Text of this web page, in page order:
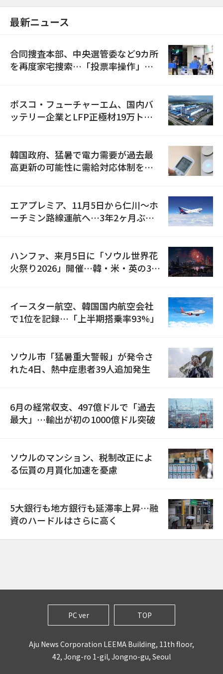
最新ニュース
合同捜査本部、中央選管委など9カ所
を再度家宅捜索…「投票率操作」の
ポスコ・フューチャーエム、国内バ
ッテリー企業とLFP正極材19万トン
韓国政府、猛暑で電力需要が過去最
高更新の可能性に需給対応体制を点
エアプレミア、11月5日から仁川〜ホ
ーチミン路線運航へ…3年2ヶ月ぶり
ハンファ、来月5日に「ソウル世界花
火祭り2026」開催…韓・米・英の3カ
イースター航空、韓国国内航空会社
で1位を記録…「上半期搭乗率93%」
ソウル市「猛暑重大警報」が発令さ
れた4日、熱中症患者39人追加発生
6月の経常収支、497億ドルで「過去
最大」…輸出が初の1000億ドル突破
ソウルのマンション、税制改正によ
る伝貰の月貰化加速を憂慮
5大銀行も地方銀行も延滞率上昇…融
資のハードルはさらに高く
PC ver TOP
Aju News Corporation LEEMA Building, 11th floor,
42, Jong-ro 1-gil, Jongno-gu, Seoul